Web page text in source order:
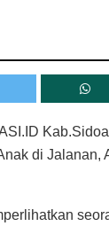
di Jalanan,